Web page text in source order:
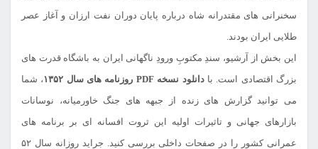
سخنرانی های مقتدرانه شاه درباره پایان دوران نفت ارزان و آغاز عصر
طلایی ایران بودند.
این بخش از آرشیو، سندِ مکتوبِ ورودِ ناگهانی ایران به باشگاه قدرت های
بزرگ اقتصادی است. بادانلود نسخه PDF روزنامه های سال ۱۳۵۲
، شما
می توانید گزارش های زنده از جبهه های جنگ خاورمیانه، نوسانات
بازارهای جهانی و تاثیرات اولیه این ثروت افسانه ای بر برنامه های
عمرانی کشور را در صفحات داخلی بررسی کنید. جراید روزانه سال ۵۲